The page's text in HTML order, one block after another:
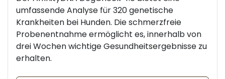
umfassende Analyse für 320 genetische
Krankheiten bei Hunden. Die schmerzfreie
Probenentnahme ermöglicht es, innerhalb von
drei Wochen wichtige Gesundheitsergebnisse zu
erhalten.